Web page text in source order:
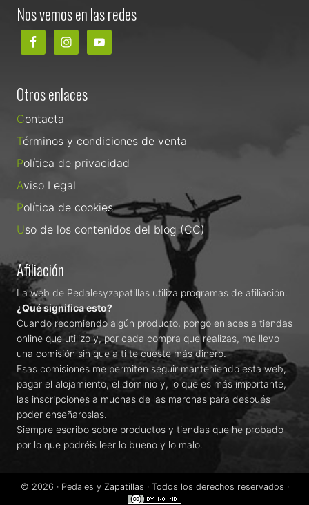
Nos vemos en las redes
Otros enlaces
Contacta
Términos y condiciones de venta
Política de privacidad
Aviso Legal
Política de cookies
Uso de los contenidos del blog (CC)
Afiliación
La web de Pedalesyzapatillas utiliza programas de afiliación.
¿Qué significa esto?
Cuando recomiendo algún producto, pongo enlaces a tiendas
online que utilizo y, por cada compra que realizas, me llevo
una comisión sin que a ti te cueste más dinero.
Esas comisiones me permiten seguir manteniendo esta web,
pagar el alojamiento, el dominio y, lo que es más importante,
las inscripciones a muchas de las marchas para después
poder enseñaroslas.
Siempre escribo sobre productos y tiendas que he probado
por lo que podréis leer lo bueno y lo malo.
© 2026 · Pedales y Zapatillas · Todos los derechos reservados ·